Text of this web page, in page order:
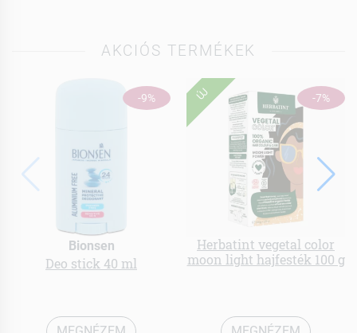
AKCIÓS TERMÉKEK
-9%
Bionsen
Deo stick 40 ml
-7%
ÚJ
Herbatint vegetal color
moon light hajfesték 100 g